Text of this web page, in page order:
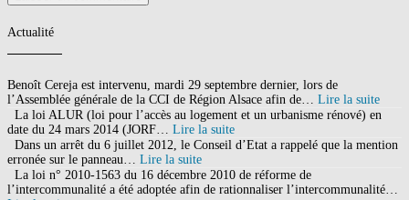
Actualité
Benoît Cereja est intervenu, mardi 29 septembre dernier, lors de
l’Assemblée générale de la CCI de Région Alsace afin de… Lire la suite
La loi ALUR (loi pour l’accès au logement et un urbanisme rénové) en
date du 24 mars 2014 (JORF… Lire la suite
Dans un arrêt du 6 juillet 2012, le Conseil d’Etat a rappelé que la mention
erronée sur le panneau… Lire la suite
La loi n° 2010-1563 du 16 décembre 2010 de réforme de
l’intercommunalité a été adoptée afin de rationnaliser l’intercommunalité…